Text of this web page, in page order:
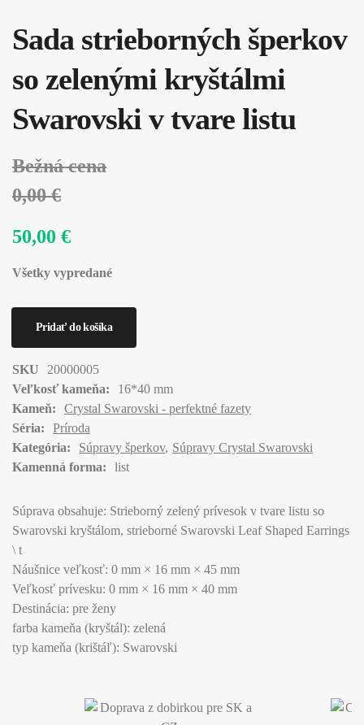
Sada strieborných šperkov
so zelenými kryštálmi
Swarovski v tvare listu
Bežná cena
0,00 €
50,00 €
Všetky vypredané
SKU
20000005
Veľkosť kameňa:
16*40 mm
Kameň:
Crystal Swarovski - perfektné fazety
Séria:
Príroda
Kategória:
Súpravy šperkov Súpravy Crystal Swarovski
Kamenná forma:
list
Súprava obsahuje: Strieborný zelený prívesok v tvare listu so
Swarovski kryštálom, strieborné Swarovski Leaf Shaped Earrings
\ t
Náušnice veľkosť: 0 mm × 16 mm × 45 mm
Veľkosť prívesku: 0 mm × 16 mm × 40 mm
Destinácia: pre ženy
farba kameňa (kryštál): zelená
typ kameňa (krištáľ): Swarovski